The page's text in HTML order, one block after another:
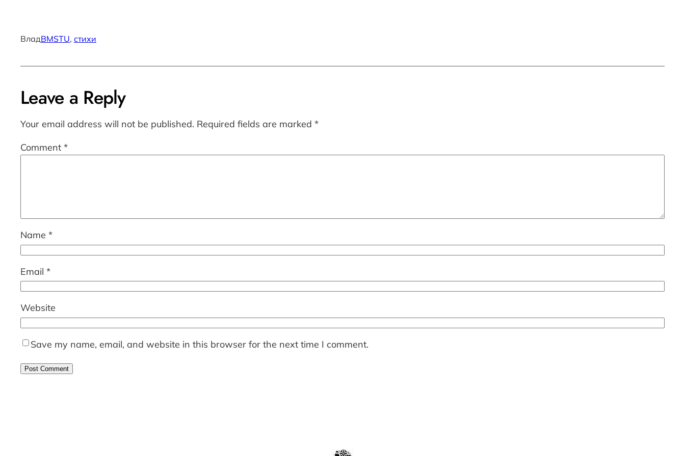
ВладBMSTU, стихи
Leave a Reply
Your email address will not be published. Required fields are marked *
Comment *
Name *
Email *
Website
Save my name, email, and website in this browser for the next time I comment.